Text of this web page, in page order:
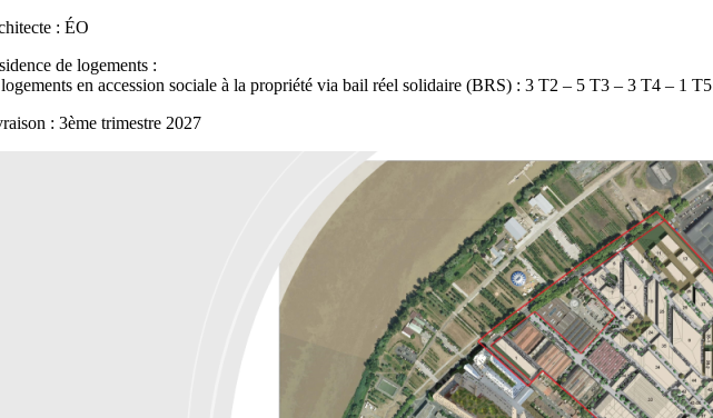
: ÉO
de logements :
en accession sociale à la propriété via bail réel solidaire (BRS) : 3 T2 – 5 T3 – 3 T4 – 1 T5
: 3ème trimestre 2027